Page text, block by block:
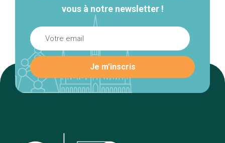
vous à notre newsletter !